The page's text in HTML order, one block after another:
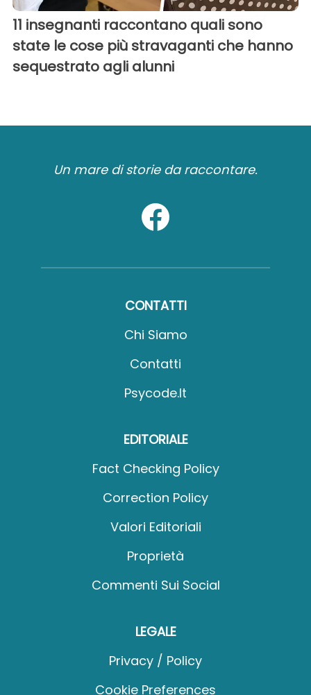
11 insegnanti raccontano quali sono
state le cose più stravaganti che hanno
sequestrato agli alunni
Un mare di storie da raccontare.
CONTATTI
Chi Siamo
Contatti
Psycode.it
EDITORIALE
Fact Checking Policy
Correction Policy
Valori Editoriali
Proprietà
Commenti Sui Social
LEGALE
Privacy / Policy
Cookie Preferences